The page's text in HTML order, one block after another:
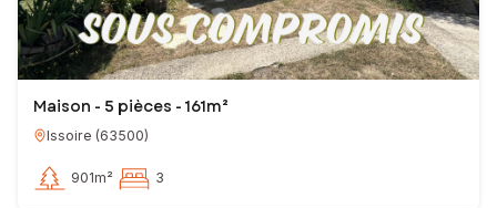
Maison - 5 pièces - 161m²
Issoire (63500)
901m² 3